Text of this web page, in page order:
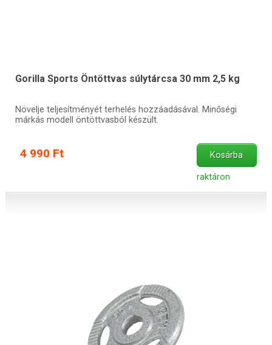
Gorilla Sports Öntöttvas súlytárcsa 30 mm 2,5 kg
Növelje teljesítményét terhelés hozzáadásával. Minőségi
márkás modell öntöttvasból készült.
4 990 Ft Kosárba
raktáron